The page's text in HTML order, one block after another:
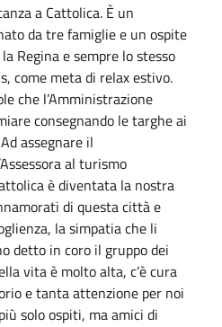
a Cattolica. È un
da tre famiglie e un ospite
Regina e sempre lo stesso
come meta di relax estivo.
che l’Amministrazione
consegnando le targhe ai
assegnare il
al turismo
è diventata la nostra
di questa città e
la simpatia che li
detto in coro il gruppo dei
vita è molto alta, c’è cura
e tanta attenzione per noi
solo ospiti, ma amici di